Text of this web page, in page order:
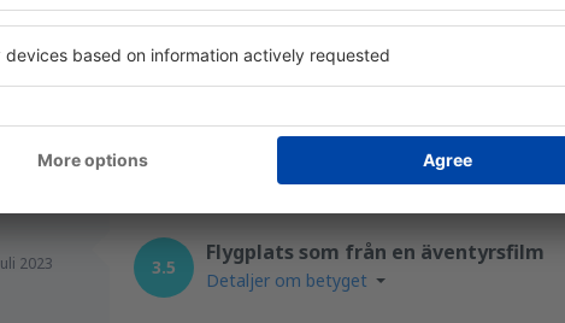
Detta omdöme översätts automatiskt från rumänska.
Hjälpsam
2023 3.5
Flygplats som från en äventyrsfilm
Detaljer om betyget